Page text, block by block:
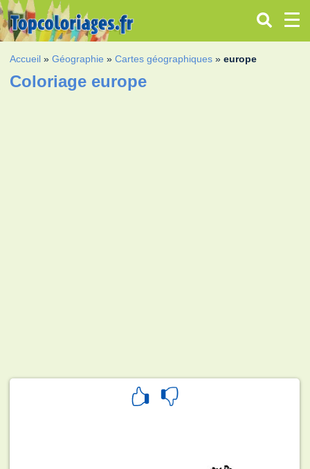
Accueil »Géographie »Cartes géographiques »europe
Coloriage europe